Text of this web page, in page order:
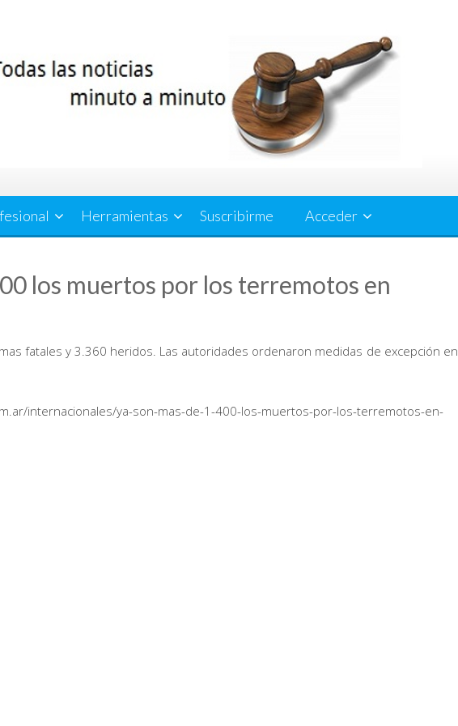
Herramientas Suscribirme Acceder
los muertos por los terremotos en
fatales y 3.360 heridos. Las autoridades ordenaron medidas de excepción en
internacionales/ya-son-mas-de-1-400-los-muertos-por-los-terremotos-en-